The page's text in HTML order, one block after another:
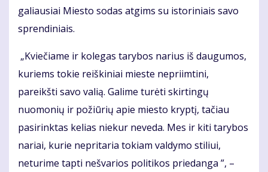
galiausiai Miesto sodas atgims su istoriniais savo
sprendiniais.
„Kviečiame ir kolegas tarybos narius iš daugumos,
kuriems tokie reiškiniai mieste nepriimtini,
pareikšti savo valią. Galime turėti skirtingų
nuomonių ir požiūrių apie miesto kryptį, tačiau
pasirinktas kelias niekur neveda. Mes ir kiti tarybos
nariai, kurie nepritaria tokiam valdymo stiliui,
neturime tapti nešvarios politikos priedanga ”, –